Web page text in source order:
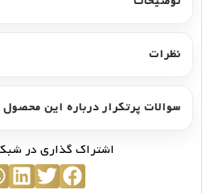
نظرات
سوالات پرتکرار درباره این محصول
اشتراک گذاری در